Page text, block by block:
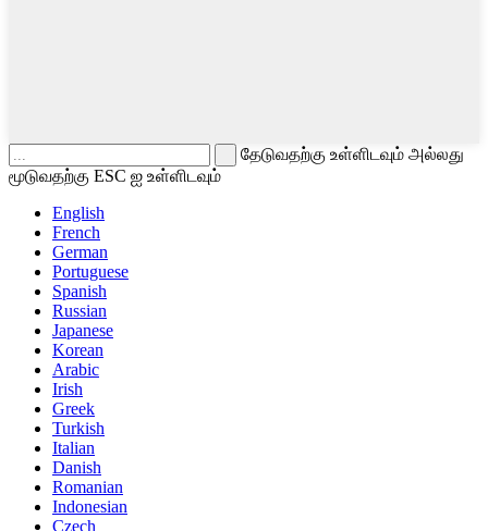
தேடுவதற்கு உள்ளிடவும் அல்லது
மூடுவதற்கு ESC ஐ உள்ளிடவும்
English
French
German
Portuguese
Spanish
Russian
Japanese
Korean
Arabic
Irish
Greek
Turkish
Italian
Danish
Romanian
Indonesian
Czech